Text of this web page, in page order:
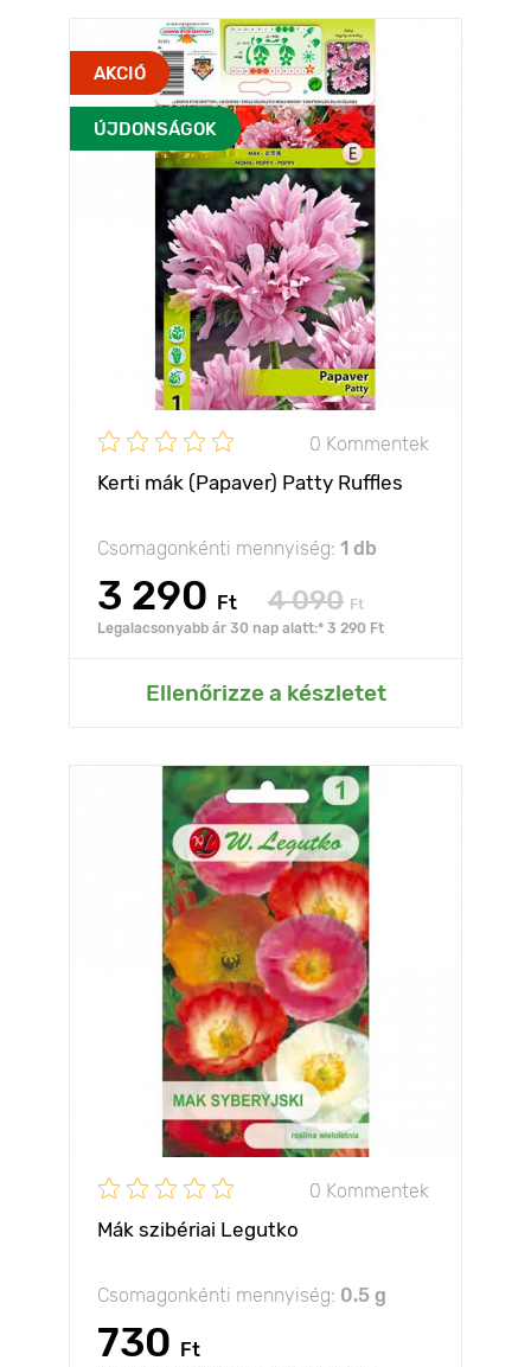
AKCIÓ
ÚJDONSÁGOK
0 Kommentek
Kerti mák (Papaver) Patty Ruffles
Csomagonkénti mennyiség: 1 db
3 290 Ft 4 090 Ft
Legalacsonyabb ár 30 nap alatt:* 3 290 Ft
Ellenőrizze a készletet
0 Kommentek
Mák szibériai Legutko
Csomagonkénti mennyiség: 0.5 g
730 Ft